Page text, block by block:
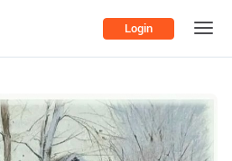
Login